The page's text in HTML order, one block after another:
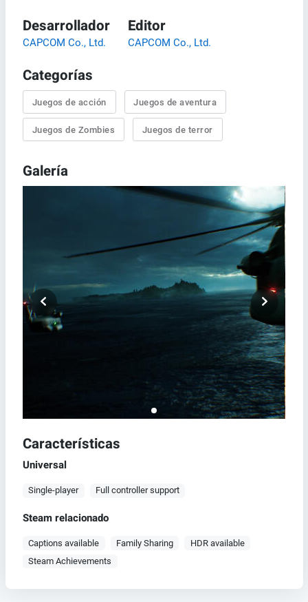
Desarrollador
CAPCOM Co., Ltd.
Editor
CAPCOM Co., Ltd.
Categorías
Juegos de acción Juegos de aventura
Juegos de Zombies Juegos de terror
Galería
Características
Universal
Single-player Full controller support
Steam relacionado
Captions available Family Sharing
HDR available
Steam Achievements